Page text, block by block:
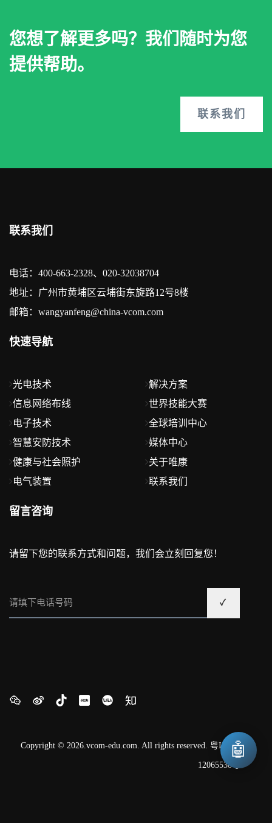
您想了解更多吗？我们随时为您
提供帮助。
联系我们
联系我们
电话：400-663-2328、020-32038704
地址：广州市黄埔区云埔街东旋路12号8楼
邮箱：wangyanfeng@china-vcom.com
快速导航
光电技术
信息网络布线
电子技术
智慧安防技术
健康与社会照护
电气装置
解决方案
世界技能大赛
全球培训中心
媒体中心
关于唯康
联系我们
留言咨询
请留下您的联系方式和问题，我们会立刻回复您！
Copyright © 2026.vcom-edu.com. All rights reserved. 粤ICP备
12065538号
🤖